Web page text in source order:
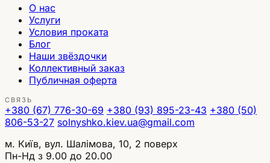
О нас
Услуги
Условия проката
Блог
Наши звёздочки
Коллективный заказ
Публичная оферта
СВЯЗЬ
+380 (67) 776-30-69 +380 (93) 895-23-43 +380 (50)
806-53-27 solnyshko.kiev.ua@gmail.com
м. Київ, вул. Шалімова, 10, 2 поверх
Пн-Нд з 9.00 до 20.00